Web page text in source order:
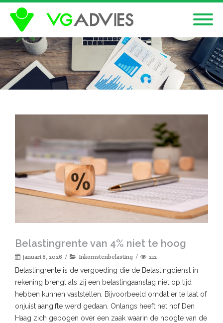
Belastingrente van 4% niet te hoog
januari 8, 2026 Inkomstenbelasting 212
Belastingrente is de vergoeding die de Belastingdienst in
rekening brengt als zij een belastingaanslag niet op tijd
hebben kunnen vaststellen. Bijvoorbeeld omdat er te laat of
onjuist aangifte werd gedaan. Onlangs heeft het hof Den
Haag zich gebogen over een zaak waarin de hoogte van de